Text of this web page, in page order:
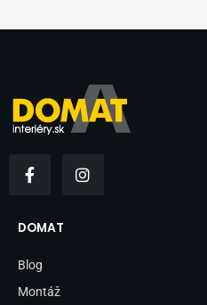
a
b
o
k
-
n
DOMAT
Blog
Montáž